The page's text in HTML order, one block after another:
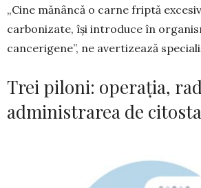
„Cine mă­nâncă o carne friptă
carbonizate, își introduce în
cancerigene”, ne avertizează
Trei piloni: operația,
administrarea de